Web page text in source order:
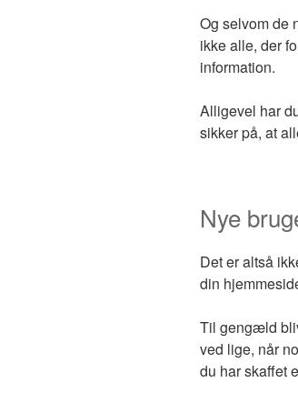
Og selvom de
ikke alle, der
information.
Alligevel har
sikker på, at
Nye
Det er altså
din
Til gengæld
ved lige, når
du har skaffet